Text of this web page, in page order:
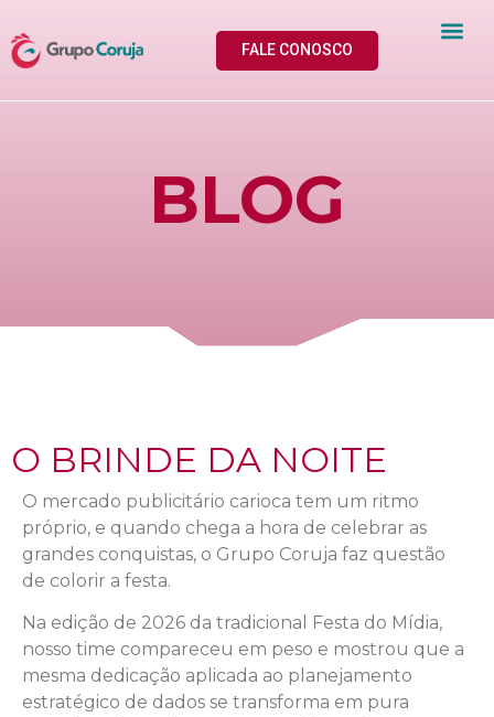
FALE CONOSCO
BLOG
O BRINDE DA NOITE
O mercado publicitário carioca tem um ritmo
próprio, e quando chega a hora de celebrar as
grandes conquistas, o Grupo Coruja faz questão
de colorir a festa.
Na edição de 2026 da tradicional Festa do Mídia,
nosso time compareceu em peso e mostrou que a
mesma dedicação aplicada ao planejamento
estratégico de dados se transforma em pura